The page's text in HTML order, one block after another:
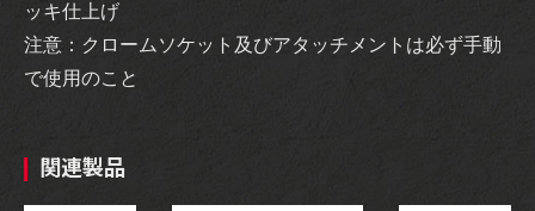
ッキ仕上げ
注意：クロームソケット及びアタッチメントは必ず手動
で使用のこと
関連製品